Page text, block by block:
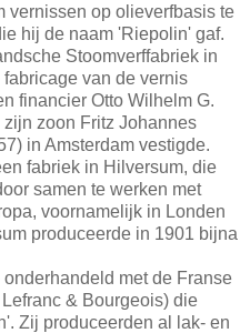
vernissen op olieverfbasis te
hij de naam 'Riepolin' gaf.
Stoomverffabriek in
van de vernis
financier Otto Wilhelm G.
zoon Fritz Johannes
in Amsterdam vestigde.
fabriek in Hilversum, die
samen te werken met
voornamelijk in Londen
produceerde in 1901 bijna
met de Franse
& Bourgeois) die
Zij produceerden al lak- en